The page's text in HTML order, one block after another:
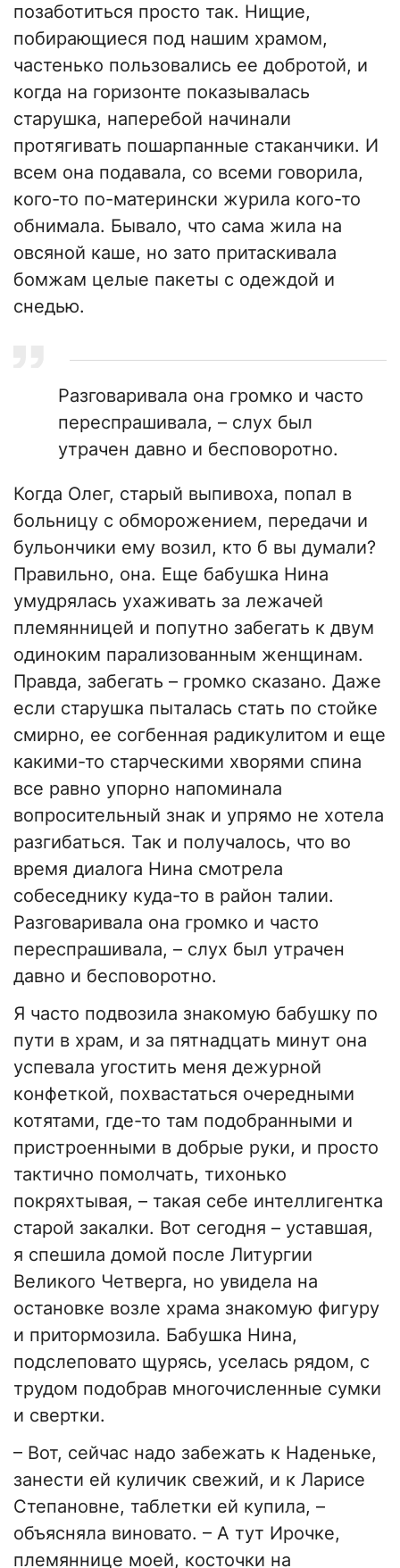
позаботиться просто так. Нищие,
побирающиеся под нашим храмом,
частенько пользовались ее добротой, и
когда на горизонте показывалась
старушка, наперебой начинали
протягивать пошарпанные стаканчики. И
всем она подавала, со всеми говорила,
кого-то по-матерински журила кого-то
обнимала. Бывало, что сама жила на
овсяной каше, но зато притаскивала
бомжам целые пакеты с одеждой и
снедью.
Разговаривала она громко и часто
переспрашивала, – слух был
утрачен давно и бесповоротно.
Когда Олег, старый выпивоха, попал в
больницу с обморожением, передачи и
бульончики ему возил, кто б вы думали?
Правильно, она. Еще бабушка Нина
умудрялась ухаживать за лежачей
племянницей и попутно забегать к двум
одиноким парализованным женщинам.
Правда, забегать – громко сказано. Даже
если старушка пыталась стать по стойке
смирно, ее согбенная радикулитом и еще
какими-то старческими хворями спина
все равно упорно напоминала
вопросительный знак и упрямо не хотела
разгибаться. Так и получалось, что во
время диалога Нина смотрела
собеседнику куда-то в район талии.
Разговаривала она громко и часто
переспрашивала, – слух был утрачен
давно и бесповоротно.
Я часто подвозила знакомую бабушку по
пути в храм, и за пятнадцать минут она
успевала угостить меня дежурной
конфеткой, похвастаться очередными
котятами, где-то там подобранными и
пристроенными в добрые руки, и просто
тактично помолчать, тихонько
покряхтывая, – такая себе интеллигентка
старой закалки. Вот сегодня – уставшая,
я спешила домой после Литургии
Великого Четверга, но увидела на
остановке возле храма знакомую фигуру
и притормозила. Бабушка Нина,
подслеповато щурясь, уселась рядом, с
трудом подобрав многочисленные сумки
и свертки.
– Вот, сейчас надо забежать к Наденьке,
занести ей куличик свежий, и к Ларисе
Степановне, таблетки ей купила, –
объясняла виновато. – А тут Ирочке,
племяннице моей, косточки на